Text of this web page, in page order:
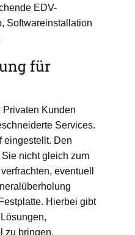
EDV-
Softwareinstallation
für
Privaten Kunden
Services.
eingestellt. Den
nicht gleich zum
eventuell
Hierbei gibt
zu bringen.